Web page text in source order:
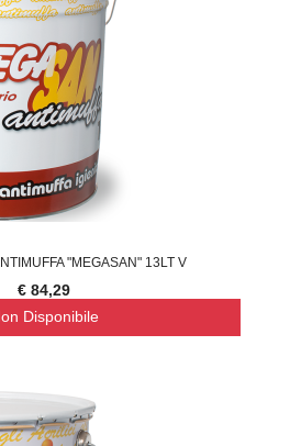
"MEGASAN" 13LT V
€ 84,29
Disponibile